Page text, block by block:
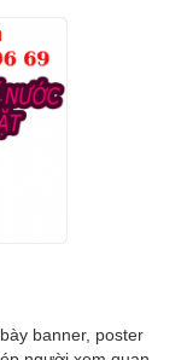
banner, poster